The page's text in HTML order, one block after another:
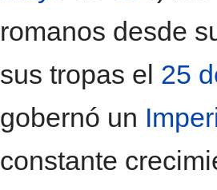
romanos desde
sus tropas el 25
gobernó un
constante